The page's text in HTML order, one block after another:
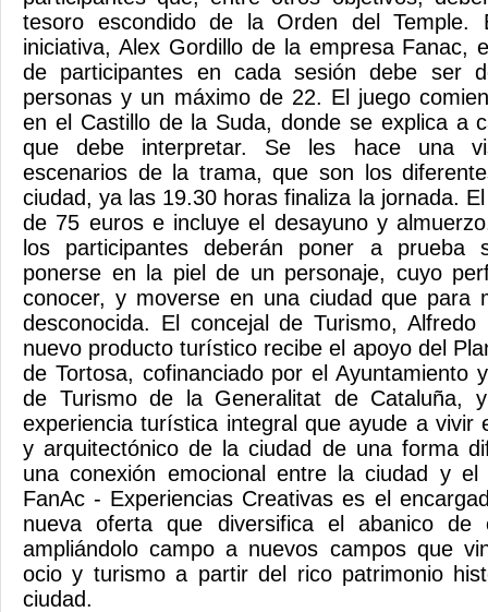
tesoro escondido de la Orden del Temple.
iniciativa, Alex Gordillo de la empresa Fanac,
de participantes en cada sesión debe ser
personas y un máximo de 22. El juego
en el Castillo de la Suda, donde se explica a
que debe interpretar. Se les hace una
escenarios de la trama, que son los
ciudad, ya las 19.30 horas finaliza la jornada.
de 75 euros e incluye el desayuno y
los participantes deberán poner a prueba
ponerse en la piel de un personaje, cuyo
conocer, y moverse en una ciudad que para
desconocida. El concejal de Turismo,
nuevo producto turístico recibe el apoyo del
de Tortosa, cofinanciado por el Ayuntamiento
de Turismo de la Generalitat de Cataluña,
experiencia turística integral que ayude a vivir
y arquitectónico de la ciudad de una forma
una conexión emocional entre la ciudad y
FanAc - Experiencias Creativas es el
nueva oferta que diversifica el abanico
ampliándolo campo a nuevos campos que
ocio y turismo a partir del rico patrimonio
ciudad.